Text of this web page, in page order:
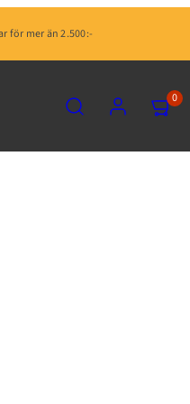
för mer än 2.500:-
VISA
MIN
0